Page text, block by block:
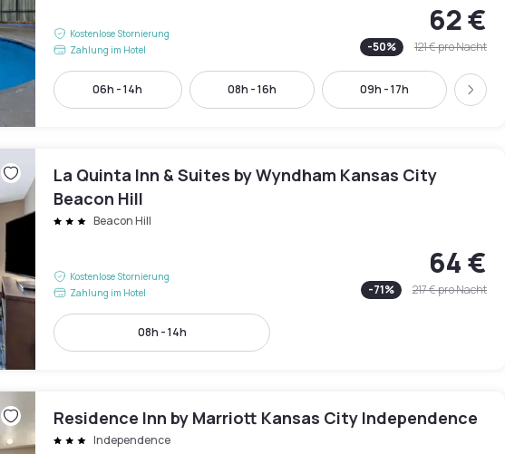
Kostenlose Stornierung
Zahlung im Hotel
62 €
-50% 121 €pro Nacht
06h - 14h 08h - 16h 09h - 17h Weiter
La Quinta Inn & Suites by Wyndham Kansas City
Beacon Hill
Beacon Hill
Kostenlose Stornierung
Zahlung im Hotel
64 €
-71% 217 €pro Nacht
08h - 14h
Residence Inn by Marriott Kansas City Independence
Independence